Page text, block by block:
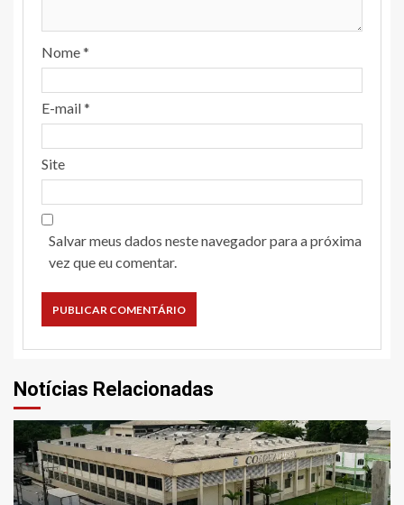
Nome*
E-mail*
Site
Salvar meus dados neste navegador para a próxima
vez que eu comentar.
Notícias Relacionadas